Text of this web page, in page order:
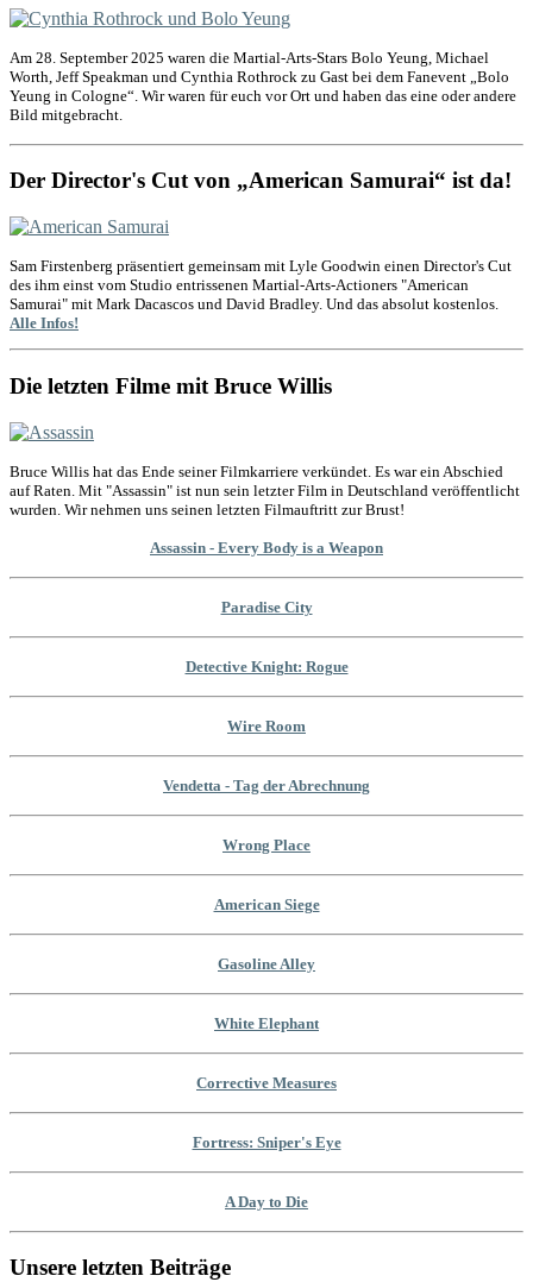
Am 28. September 2025 waren die Martial-Arts-Stars Bolo Yeung, Michael
Worth, Jeff Speakman und Cynthia Rothrock zu Gast bei dem Fanevent „Bolo
Yeung in Cologne“. Wir waren für euch vor Ort und haben das eine oder andere
Bild mitgebracht.
Der Director's Cut von „American Samurai“ ist da!
Sam Firstenberg präsentiert gemeinsam mit Lyle Goodwin einen Director's Cut
des ihm einst vom Studio entrissenen Martial-Arts-Actioners "American
Samurai" mit Mark Dacascos und David Bradley. Und das absolut kostenlos.
Alle Infos!
Die letzten Filme mit Bruce Willis
Bruce Willis hat das Ende seiner Filmkarriere verkündet. Es war ein Abschied
auf Raten. Mit "Assassin" ist nun sein letzter Film in Deutschland veröffentlicht
wurden. Wir nehmen uns seinen letzten Filmauftritt zur Brust!
Assassin - Every Body is a Weapon
Paradise City
Detective Knight: Rogue
Wire Room
Vendetta - Tag der Abrechnung
Wrong Place
American Siege
Gasoline Alley
White Elephant
Corrective Measures
Fortress: Sniper's Eye
A Day to Die
Unsere letzten Beiträge